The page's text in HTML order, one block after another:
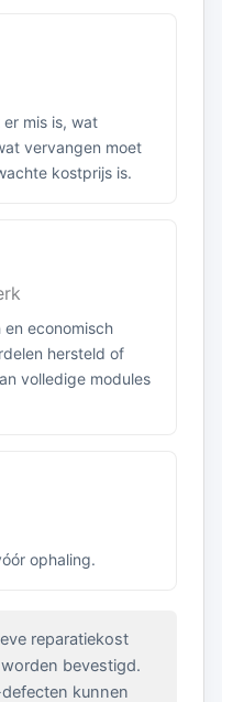
mis is, wat
vervangen moet
kostprijs is.
en economisch
hersteld of
volledige modules
ophaling.
reparatiekost
bevestigd.
kunnen